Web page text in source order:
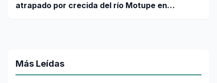
atrapado por crecida del río Motupe en
Más Leídas